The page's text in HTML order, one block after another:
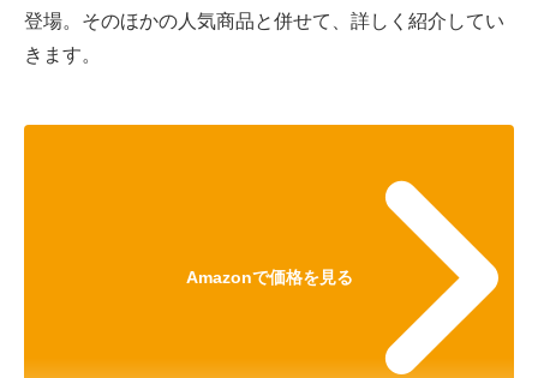
登場。そのほかの人気商品と併せて、詳しく紹介してい
きます。
Amazonで価格を見る